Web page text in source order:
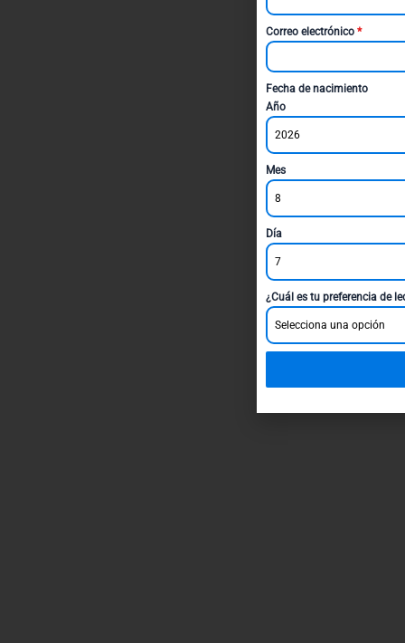
Correo electrónico *
Fecha de nacimiento
Año
2026
Mes
8
Día
7
¿Cuál es tu preferencia de
Selecciona una opción